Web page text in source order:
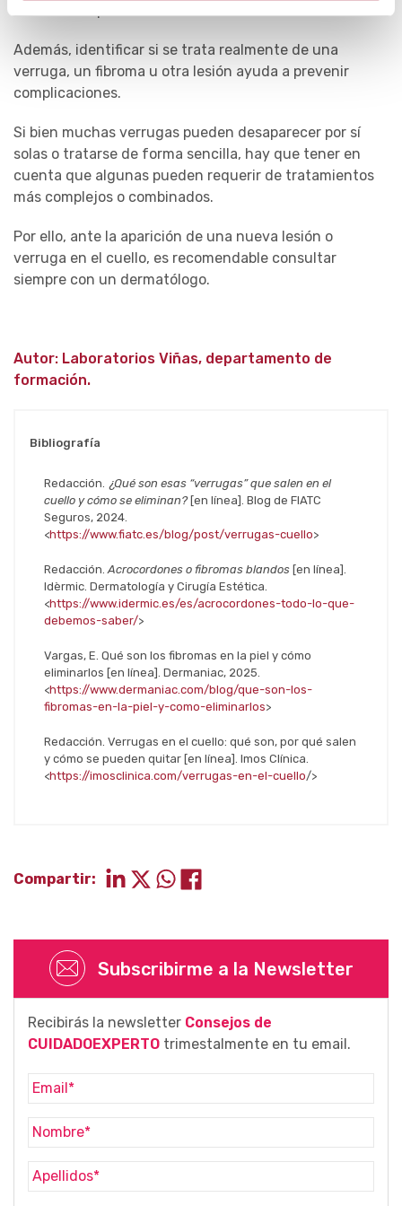
Además, identificar si se trata realmente de una
verruga, un fibroma u otra lesión ayuda a prevenir
complicaciones.
Si bien muchas verrugas pueden desaparecer por sí
solas o tratarse de forma sencilla, hay que tener en
cuenta que algunas pueden requerir de tratamientos
más complejos o combinados.
Por ello, ante la aparición de una nueva lesión o
verruga en el cuello, es recomendable consultar
siempre con un dermatólogo.
Autor: Laboratorios Viñas, departamento de
formación.
Bibliografía
Redacción. ¿Qué son esas “verrugas” que salen en el
cuello y cómo se eliminan?[en línea]. Blog de FIATC
Seguros, 2024.
<https://www.fiatc.es/blog/post/verrugas-cuello>
Redacción. Acrocordones o fibromas blandos [en línea].
Idèrmic. Dermatología y Cirugía Estética.
<https://www.idermic.es/es/acrocordones-todo-lo-que-
debemos-saber/>
Vargas, E. Qué son los fibromas en la piel y cómo
eliminarlos [en línea]. Dermaniac, 2025.
<https://www.dermaniac.com/blog/que-son-los-
fibromas-en-la-piel-y-como-eliminarlos>
Redacción. Verrugas en el cuello: qué son, por qué salen
y cómo se pueden quitar [en línea]. Imos Clínica.
<https://imosclinica.com/verrugas-en-el-cuello/>
Compartir:
Subscribirme a la Newsletter
Recibirás la newsletter Consejos de
CUIDADOEXPERTO trimestalmente en tu email.